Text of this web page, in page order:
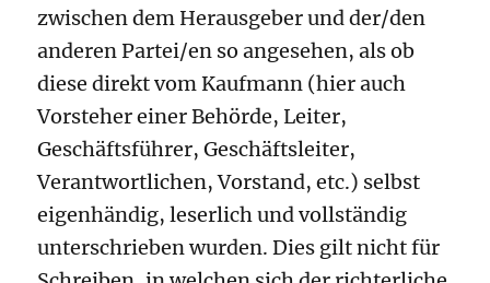
zwischen dem Herausgeber und der/den
anderen Partei/en so angesehen, als ob
diese direkt vom Kaufmann (hier auch
Vorsteher einer Behörde, Leiter,
Geschäftsführer, Geschäftsleiter,
Verantwortlichen, Vorstand, etc.) selbst
eigenhändig, leserlich und vollständig
unterschrieben wurden. Dies gilt nicht für